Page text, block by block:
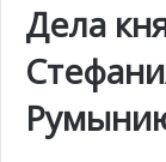
Дела